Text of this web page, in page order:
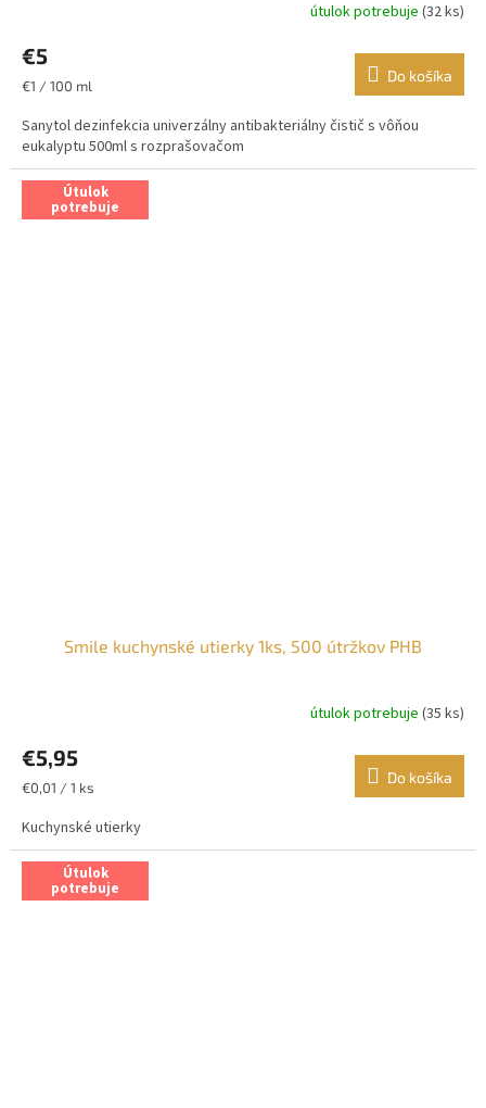
útulok potrebuje (32 ks)
€5
Jednotková
€1 / 100 ml
Do košíka
Sanytol dezinfekcia univerzálny antibakteriálny čistič s vôňou
eukalyptu 500ml s rozprašovačom
Útulok
potrebuje
Smile kuchynské utierky 1ks, 500 útržkov PHB
útulok potrebuje (35 ks)
€5,95
Jednotková
€0,01 / 1 ks
Do košíka
Kuchynské utierky
Útulok
potrebuje